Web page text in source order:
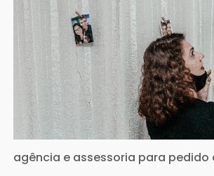
agência e assessoria para